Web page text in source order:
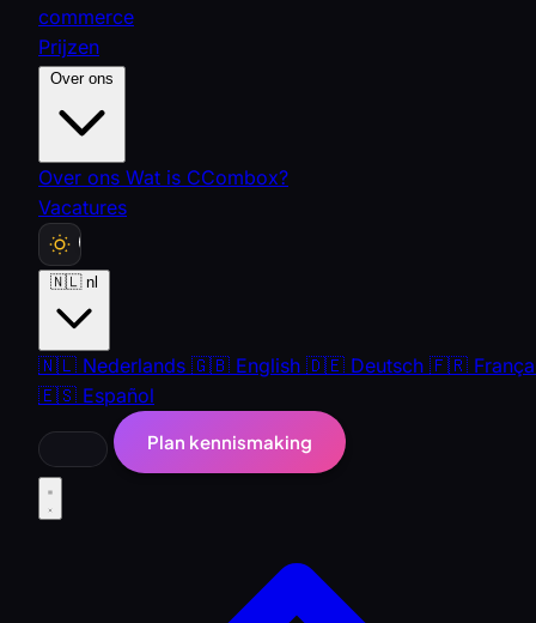
commerce
Prijzen
Over ons Wat is CCombox?
Vacatures
🇳🇱 nl
🇳🇱 Nederlands 🇬🇧 English 🇩🇪 Deutsch 🇫🇷
🇪🇸 Español
Plan kennismaking